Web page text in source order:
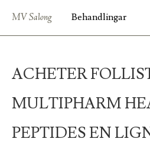
MV Salong Behandlingar
ACHETER
MULTIPHARM
PEPTIDES EN